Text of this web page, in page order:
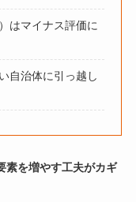
はマイナス評価に
自治体に引っ越し
素を増やす工夫がカギ